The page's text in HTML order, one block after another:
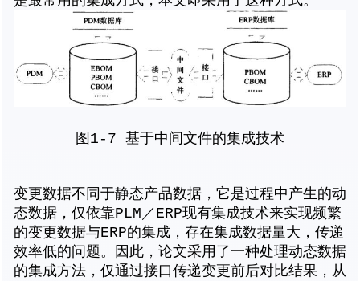
图1-7 基于中间文件的集成技术
变更数据不同于静态产品数据，它是过程中产生的动
态数据，仅依靠PLM／ERP现有集成技术来实现频繁
的变更数据与ERP的集成，存在集成数据量大，传递
效率低的问题。因此，论文采用了一种处理动态数据
的集成方法，仅通过接口传递变更前后对比结果，从